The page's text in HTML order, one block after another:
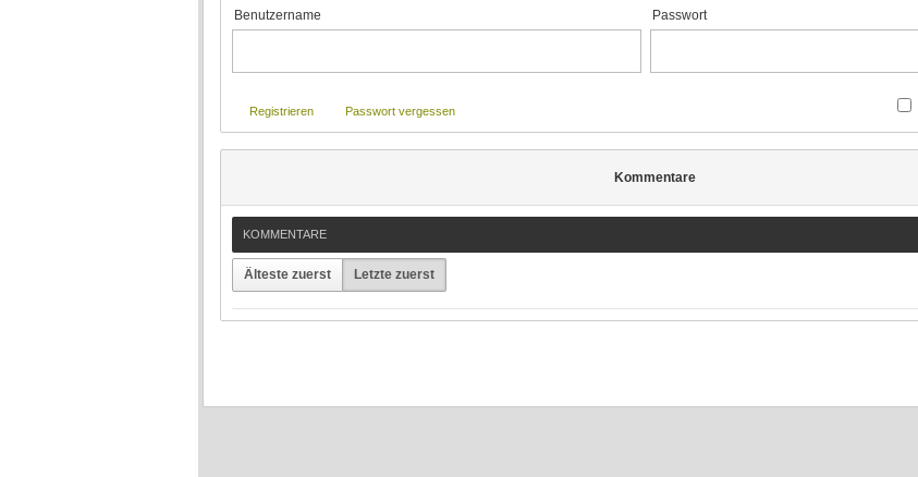
Benutzername Passwort
Registrieren Passwort vergessen
Kommentare
KOMMENTARE
Älteste zuerst Letzte zuerst